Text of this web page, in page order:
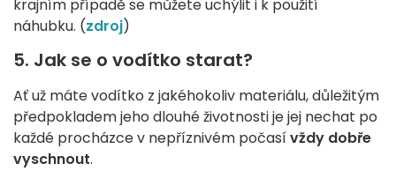
krajním případě se můžete uchýlit i k použití
náhubku. (zdroj)
5. Jak se o vodítko starat?
Ať už máte vodítko z jakéhokoliv materiálu, důležitým
předpokladem jeho dlouhé životnosti je jej nechat po
každé procházce v nepříznivém počasívždy dobře
vyschnout.